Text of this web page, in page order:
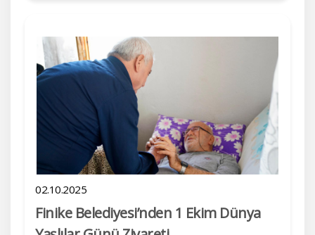
02.10.2025
Finike Belediyesi’nden 1 Ekim Dünya